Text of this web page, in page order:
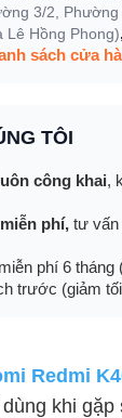
3/2,
Lê Hồng Phong)
sách cửa
TÔI
công khai,
phí, tư vấn
phí 6 tháng
trước (giảm
Redmi
khi gặp